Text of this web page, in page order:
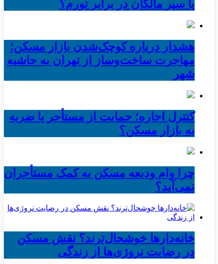
یا سپر مالکان در برابر تورم؟
هشدار درباره کوچک‌شدن بازار مسکن؛
مهاجرت ساخت‌وساز از تهران به حاشیه‌
شهر
کنترل اجاره؛ حمایت از مستأجر یا ضربه
به بازار مسکن؟
چرا وام ودیعه مسکن به کمک مستأجران
نمی‌آید؟
خانه‌دارها خوشحال‌ترند؟ نقش مسکن
در رضایت نروژی‌ها از زندگی